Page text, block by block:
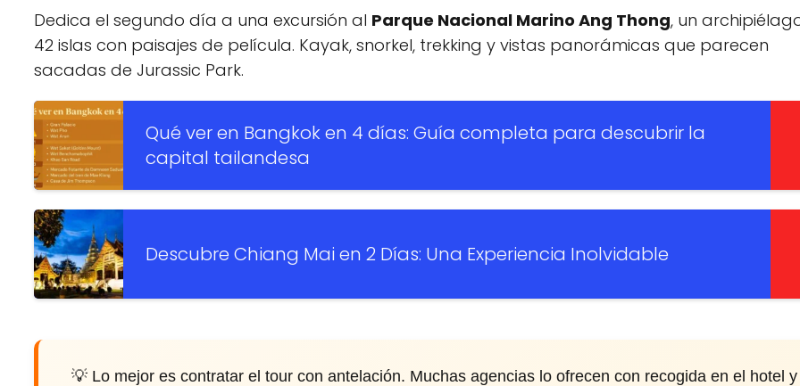
Dedica el segundo día a una excursión al Parque Nacional Marino Ang Thong, un
42 islas con paisajes de película. Kayak, snorkel, trekking y vistas panorámicas que parecen
sacadas de Jurassic Park.
Qué ver en Bangkok en 4 días: Guía completa para descubrir la
capital tailandesa
Descubre Chiang Mai en 2 Días: Una Experiencia Inolvidable
💡 Lo mejor es contratar el tour con antelación. Muchas agencias lo ofrecen con recogida en el hotel y